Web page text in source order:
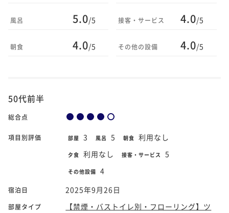
風呂 5.0/5
朝食 4.0/5
接客・サービス 4.0/5
その他の設備 4.0/5
50代前半
総合点
項目別評価 部屋 3 風呂 5 朝食 利用なし
夕食 利用なし 接客・サービス 5
その他設備 4
宿泊日 2025年9月26日
部屋タイプ
【禁煙・バストイレ別・フローリング】ツ